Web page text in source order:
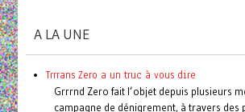
A LA UNE
Trrrans Zero a un truc à vous dire
Grrrnd Zero fait l’objet depuis plusieurs
campagne de dénigrement, à travers des